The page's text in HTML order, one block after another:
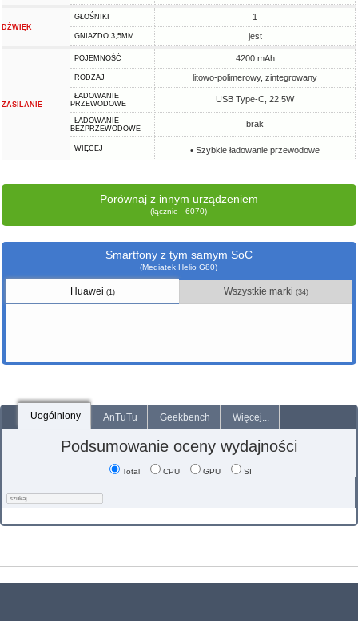
DŹWIĘK
GŁOŚNIKI 1
GNIAZDO 3,5MM jest
ZASILANIE
POJEMNOŚĆ 4200 mAh
RODZAJ litowo-polimerowy, zintegrowany
ŁADOWANIE
PRZEWODOWE
USB Type-C, 22.5W
ŁADOWANIE
BEZPRZEWODOWE
brak
WIĘCEJ • Szybkie ładowanie przewodowe
Porównaj z innym urządzeniem
(łącznie - 6070)
Smartfony z tym samym SoC
(Mediatek Helio G80)
Huawei (1) Wszystkie marki (34)
Uogólniony AnTuTu Geekbench Więcej...
Podsumowanie oceny wydajności
Total CPU GPU SI